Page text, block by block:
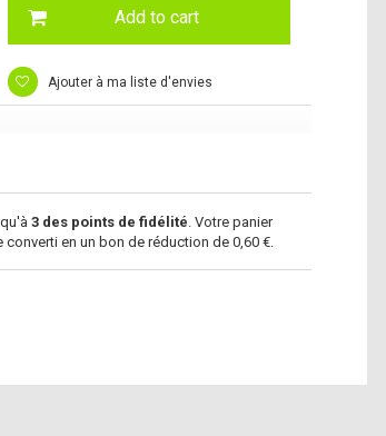
Add to cart
Ajouter à ma liste d'envies
3 des points de fidélité. Votre panier
converti en un bon de réduction de 0,60 €.